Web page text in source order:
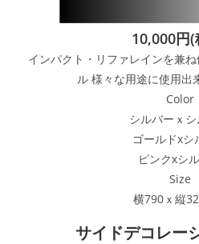
10,000円(
インパクト・リファレインを兼
ル 様々な用途に使用出
Color
シルバーｘ
ゴールドxシ
ピンクxシ
Size
横790ｘ縦
サイドデコレー